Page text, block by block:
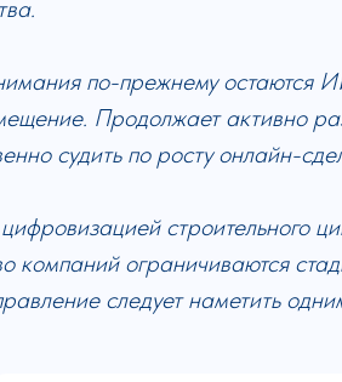
по-прежнему остаются
Продолжает активно
судить по росту онлайн-
строительного
компаний ограничиваются
следует наметить